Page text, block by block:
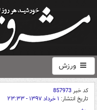
ورزش
کد خبر857973
تاریخ انتشار: ۱ خرداد ۱۳۹۷ - ۲۳:۳۳